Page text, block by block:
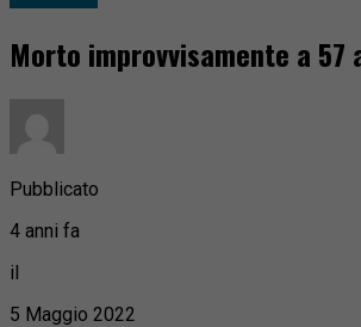
Morto improvvisamente a
Pubblicato
4 anni fa
il
5 Maggio 2022